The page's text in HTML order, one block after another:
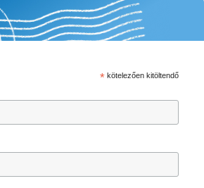
*kötelezően kitöltendő